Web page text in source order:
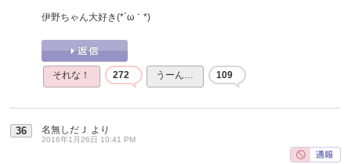
伊野ちゃん大好き(*´ω｀*)
それな！ 272 うーん… 109
36 名無しだＪ より
2016年1月26日 10:41 PM